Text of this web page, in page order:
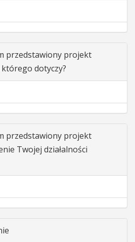
przedstawiony projekt
dotyczy?
przedstawiony projekt
Twojej działalności